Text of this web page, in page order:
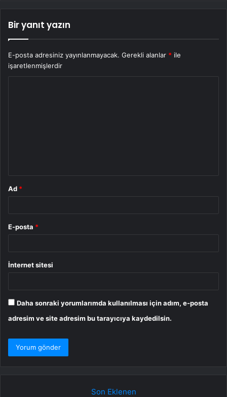
Bir yanıt yazın
E-posta adresiniz yayınlanmayacak. Gerekli alanlar * ile
işaretlenmişlerdir
Ad *
E-posta *
İnternet sitesi
Daha sonraki yorumlarımda kullanılması için adım, e-posta
adresim ve site adresim bu tarayıcıya kaydedilsin.
Son Eklenen